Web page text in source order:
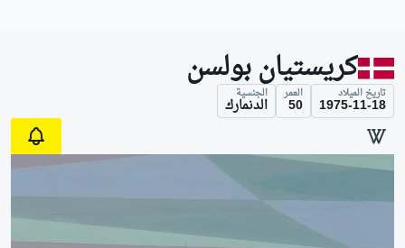
كريستيان بولسن
تاريخ الميلاد
1975-11-18
العمر
50
الجنسية
الدنمارك